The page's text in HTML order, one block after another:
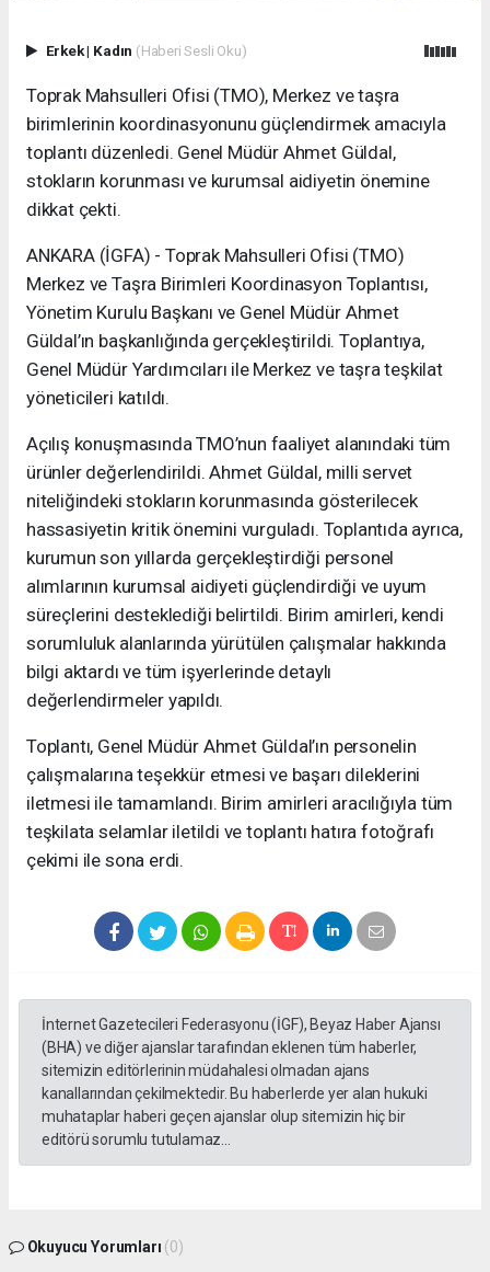
Erkek| Kadın (Haberi Sesli Oku)
Toprak Mahsulleri Ofisi (TMO), Merkez ve taşra
birimlerinin koordinasyonunu güçlendirmek amacıyla
toplantı düzenledi. Genel Müdür Ahmet Güldal,
stokların korunması ve kurumsal aidiyetin önemine
dikkat çekti.
ANKARA (İGFA) - Toprak Mahsulleri Ofisi (TMO)
Merkez ve Taşra Birimleri Koordinasyon Toplantısı,
Yönetim Kurulu Başkanı ve Genel Müdür Ahmet
Güldal’ın başkanlığında gerçekleştirildi. Toplantıya,
Genel Müdür Yardımcıları ile Merkez ve taşra teşkilat
yöneticileri katıldı.
Açılış konuşmasında TMO’nun faaliyet alanındaki tüm
ürünler değerlendirildi. Ahmet Güldal, milli servet
niteliğindeki stokların korunmasında gösterilecek
hassasiyetin kritik önemini vurguladı. Toplantıda ayrıca,
kurumun son yıllarda gerçekleştirdiği personel
alımlarının kurumsal aidiyeti güçlendirdiği ve uyum
süreçlerini desteklediği belirtildi. Birim amirleri, kendi
sorumluluk alanlarında yürütülen çalışmalar hakkında
bilgi aktardı ve tüm işyerlerinde detaylı
değerlendirmeler yapıldı.
Toplantı, Genel Müdür Ahmet Güldal’ın personelin
çalışmalarına teşekkür etmesi ve başarı dileklerini
iletmesi ile tamamlandı. Birim amirleri aracılığıyla tüm
teşkilata selamlar iletildi ve toplantı hatıra fotoğrafı
çekimi ile sona erdi.
İnternet Gazetecileri Federasyonu (İGF), Beyaz Haber Ajansı
(BHA) ve diğer ajanslar tarafından eklenen tüm haberler,
sitemizin editörlerinin müdahalesi olmadan ajans
kanallarından çekilmektedir. Bu haberlerde yer alan hukuki
muhataplar haberi geçen ajanslar olup sitemizin hiç bir
editörü sorumlu tutulamaz...
Okuyucu Yorumları (0)